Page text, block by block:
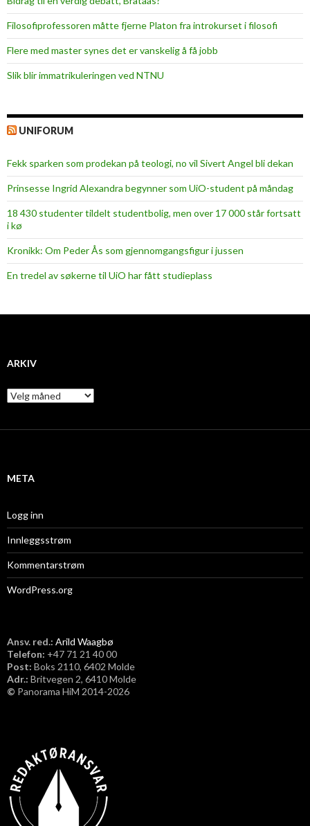
Filosofiprofessoren måtte fjerne Platon fra introkurset i filosofi
Flere med master synes det er vanskelig å få jobb
Slik blir immatrikuleringen ved NTNU
UNIFORUM
Fekk sparken som prodekan på teologi, no vil Sivert Angel bli dekan
Prinsesse Ingrid Alexandra begynner som UiO-student på måndag
18 430 studenter tildelt studentbolig, men over 17 000 står fortsatt
i kø
Kronikk: Om Peder Ås som gjennomgangsfigur i jussen
En tredel av søkerne til UiO har fått studieplass
ARKIV
A
r
i
META
Logg inn
Innleggsstrøm
Kommentarstrøm
WordPress.org
Ansv. red.: Arild Waagbø
Telefon: ​+47 71 21 40 00
Post: Boks 2110, 6402 Molde
Adr.: Britvegen 2, 6410 Molde
© Panorama HiM 2014-2026